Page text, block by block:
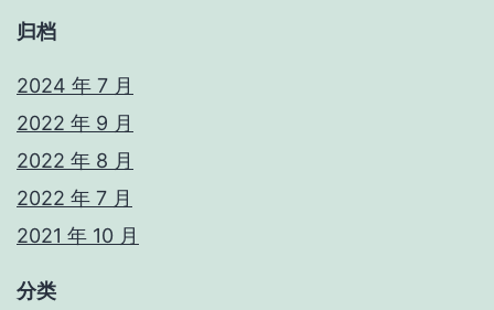
归档
2024 年 7 月
2022 年 9 月
2022 年 8 月
2022 年 7 月
2021 年 10 月
分类